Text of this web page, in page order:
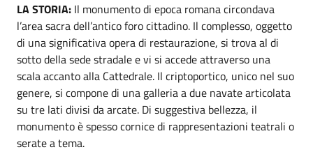
LA STORIA: Il monumento di epoca romana circondava
l’area sacra dell’antico foro cittadino. Il complesso, oggetto
di una significativa opera di restaurazione, si trova al di
sotto della sede stradale e vi si accede attraverso una
scala accanto alla Cattedrale. Il criptoportico, unico nel suo
genere, si compone di una galleria a due navate articolata
su tre lati divisi da arcate. Di suggestiva bellezza, il
monumento è spesso cornice di rappresentazioni teatrali o
serate a tema.